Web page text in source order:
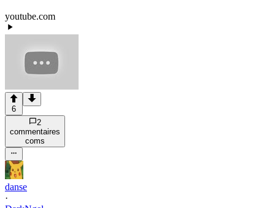
youtube.com
6
2
commentaires
coms
danse
·